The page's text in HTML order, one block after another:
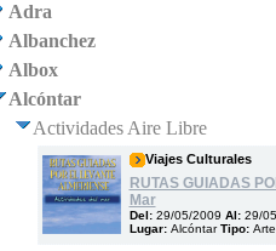
Adra
Albanchez
Albox
Alcóntar
Actividades Aire Libre
Viajes Culturales
RUTAS GUIADAS
Mar
Del: 29/05/2009 Al: 29/
Lugar: AlcóntarTipo: